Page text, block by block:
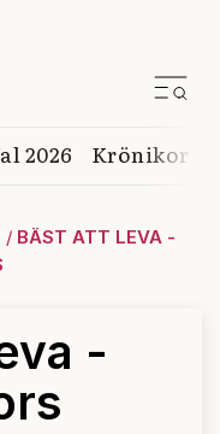
2026 Krönikor
/ BÄST ATT LEVA -
-